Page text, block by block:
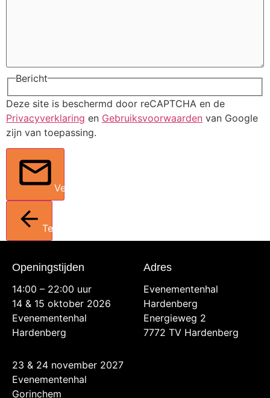
Bericht
Deze site is beschermd door reCAPTCHA en de
Privacyverklaring en Gebruiksvoorwaarden van Google
zijn van toepassing.
Verstuur
Terug
Openingstijden
14:00 – 22:00 uur
14 & 15 oktober 2026
Evenementenhal
Hardenberg
23 & 24 november 2027
Evenementenhal
Gorinchem
Adres
Evenementenhal
Hardenberg
Energieweg 2
7772 TV Hardenberg